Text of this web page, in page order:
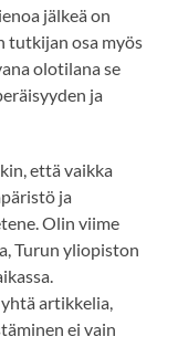
jälkeä on
tutkijan osa myös
olotilana se
ja
että vaikka
ja
Olin viime
Turun yliopiston
artikkelia,
ei vain